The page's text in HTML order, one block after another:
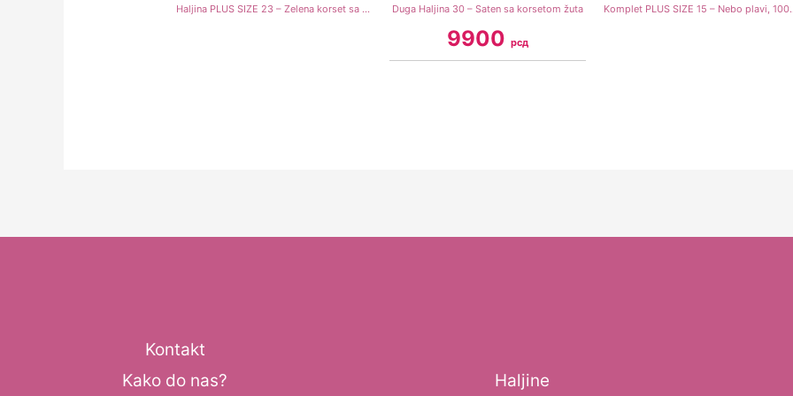
Haljina PLUS SIZE 23 – Zelena korset sa pertlama na leđima Duga Haljina 30 – Saten sa korsetom žuta
9900рсд
Komplet
Kontakt
Kako do nas?
Haljine